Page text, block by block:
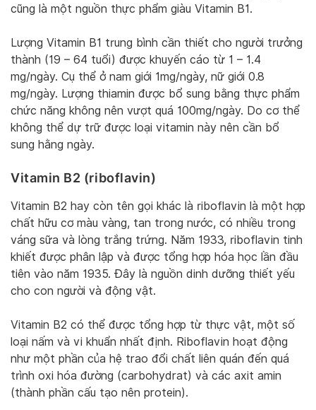
cũng là một nguồn thực phẩm giàu Vitamin B1.
Lượng Vitamin B1 trung bình cần thiết cho người trưởng
thành (19 – 64 tuổi) được khuyến cáo từ 1 – 1.4
mg/ngày. Cụ thể ở nam giới 1mg/ngày, nữ giới 0.8
mg/ngày. Lượng thiamin được bổ sung bằng thực phẩm
chức năng không nên vượt quá 100mg/ngày. Do cơ thể
không thể dự trữ được loại vitamin này nên cần bổ
sung hằng ngày.
Vitamin B2 (riboflavin)
Vitamin B2 hay còn tên gọi khác là riboflavin là một hợp
chất hữu cơ màu vàng, tan trong nước, có nhiều trong
váng sữa và lòng trắng trứng. Năm 1933, riboflavin tinh
khiết được phân lập và được tổng hợp hóa học lần đầu
tiên vào năm 1935. Đây là nguồn dinh dưỡng thiết yếu
cho con người và động vật.
Vitamin B2 có thể được tổng hợp từ thực vật, một số
loại nấm và vi khuẩn nhất định. Riboflavin hoạt động
như một phần của hệ trao đổi chất liên quán đến quá
trình oxi hóa đường (carbohydrat) và các axit amin
(thành phần cấu tạo nên protein).